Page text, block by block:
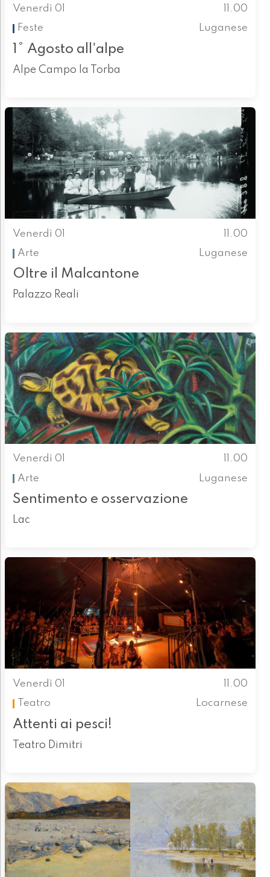
Venerdì 01
11.00
Feste
Luganese
1° Agosto all'alpe
Alpe Campo la Torba
Venerdì 01
11.00
Arte
Luganese
Oltre il Malcantone
Palazzo Reali
Venerdì 01
11.00
Arte
Luganese
Sentimento e osservazione
Lac
Venerdì 01
11.00
Teatro
Locarnese
Attenti ai pesci!
Teatro Dimitri